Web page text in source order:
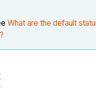
What are the default